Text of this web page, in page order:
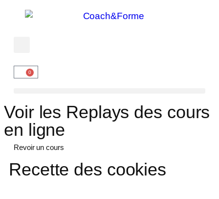
0
Voir les Replays des cours
en ligne
Revoir un cours
Recette des cookies